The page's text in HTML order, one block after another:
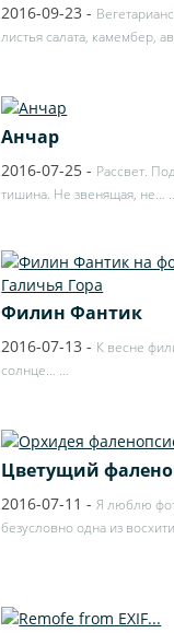
2016-09-23 -
листья салата, камембер,
Анчар
2016-07-25 - Рассвет.
тишина. Не звенящая, не…
Филин Фантик
2016-07-13 - К весне
солнце… …
Цветущий
2016-07-11 - Я люблю
безусловно одна из